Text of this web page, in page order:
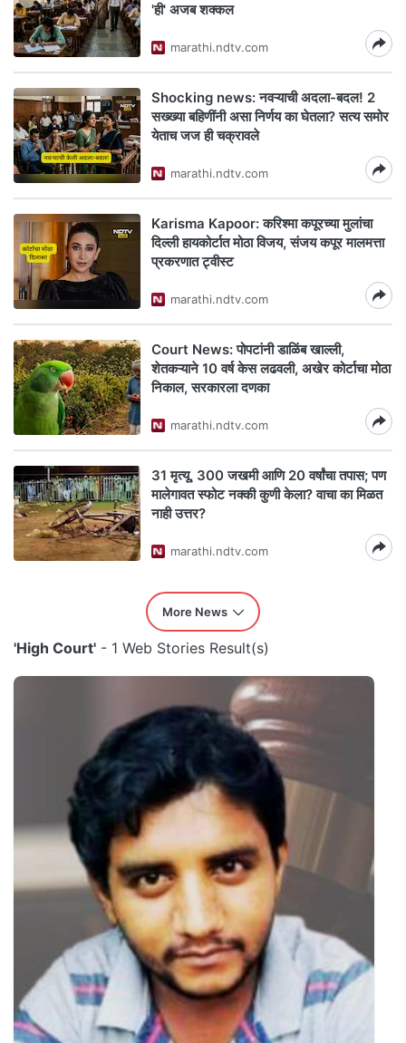
'ही' अजब शक्कल
marathi.ndtv.com
Shocking news: नवऱ्याची अदला-बदल! 2
सख्ख्या बहिणींनी असा निर्णय का घेतला? सत्य समोर
येताच जज ही चक्रावले
marathi.ndtv.com
Karisma Kapoor: करिश्मा कपूरच्या मुलांचा
दिल्ली हायकोर्टात मोठा विजय, संजय कपूर मालमत्ता
प्रकरणात ट्वीस्ट
marathi.ndtv.com
Court News: पोपटांनी डाळिंब खाल्ली,
शेतकऱ्याने 10 वर्ष केस लढवली, अखेर कोर्टाचा मोठा
निकाल, सरकारला दणका
marathi.ndtv.com
31 मृत्यू, 300 जखमी आणि 20 वर्षांचा तपास; पण
मालेगावत स्फोट नक्की कुणी केला? वाचा का मिळत
नाही उत्तर?
marathi.ndtv.com
More News
'High Court' - 1 Web Stories Result(s)